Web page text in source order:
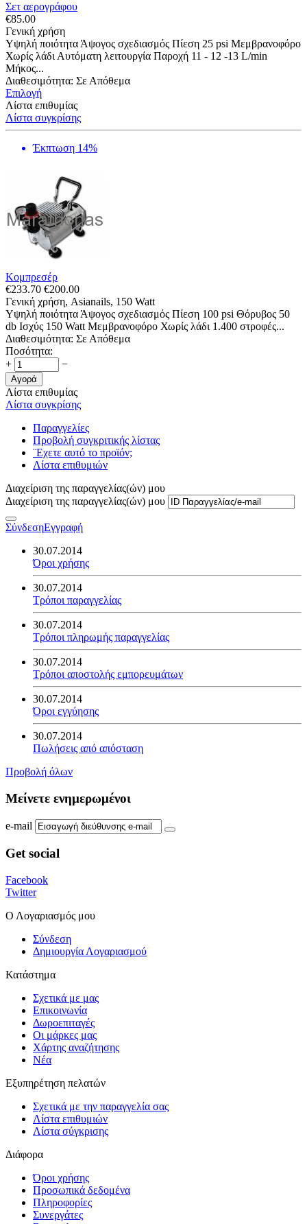
Σετ αερογράφου
€85.00
Γενική χρήση
Υψηλή ποιότητα Άψογος σχεδιασμός Πίεση 25 psi Μεμβρανοφόρο
Χωρίς λάδι Αυτόματη λειτουργία Παροχή 11 - 12 -13 L/min
Μήκος...
Διαθεσιμότητα: Σε Απόθεμα
Επιλογή
Λίστα επιθυμίας
Λίστα συγκρίσης
Έκπτωση 14%
Κομπρεσέρ
€233.70 €200.00
Γενική χρήση, Asianails, 150 Watt
Υψηλή ποιότητα Άψογος σχεδιασμός Πίεση 100 psi Θόρυβος 50
db Ισχύς 150 Watt Μεμβρανοφόρο Χωρίς λάδι 1.400 στροφές...
Διαθεσιμότητα: Σε Απόθεμα
Ποσότητα:
+
−
Αγορά
Λίστα επιθυμίας
Λίστα συγκρίσης
Παραγγελίες
Προβολή συγκριτικής λίστας
¨Εχετε αυτό το προϊόν;
Λίστα επιθυμιών
Διαχείριση της παραγγελίας(ών) μου
Διαχείριση της παραγγελίας(ών) μου
ΣύνδεσηΕγγραφή
30.07.2014
Όροι χρήσης
30.07.2014
Τρόποι παραγγελίας
30.07.2014
Τρόποι πληρωμής παραγγελίας
30.07.2014
Τρόποι αποστολής εμπορευμάτων
30.07.2014
Όροι εγγύησης
30.07.2014
Πωλήσεις από απόσταση
Προβολή όλων
Μείνετε ενημερωμένοι
e-mail
Get social
Facebook
Twitter
Ο Λογαριασμός μου
Σύνδεση
Δημιουργία Λογαριασμού
Κατάστημα
Σχετικά με μας
Επικοινωνία
Δωροεπιταγές
Οι μάρκες μας
Χάρτης αναζήτησης
Νέα
Εξυπηρέτηση πελατών
Σχετικά με την παραγγελία σας
Λίστα επιθυμιών
Λίστα σύγκρισης
Διάφορα
Όροι χρήσης
Προσωπικά δεδομένα
Πληροφορίες
Συνεργάτες